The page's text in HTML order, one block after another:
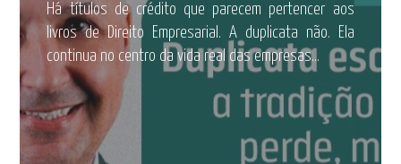
Há títulos de crédito que parecem pertencer aos
livros de Direito Empresarial. A duplicata não. Ela
continua no centro da vida real das empresas...